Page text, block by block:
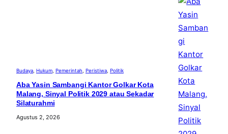
Budaya Hukum Pemerintah Peristiwa Politik
Aba Yasin Sambangi Kantor Golkar Kota
Malang, Sinyal Politik 2029 atau Sekadar
Silaturahmi
Agustus 2, 2026